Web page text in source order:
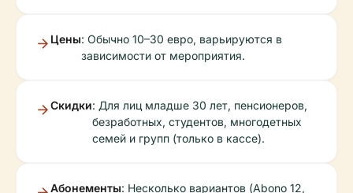
Цены: Обычно 10–30 евро, варьируются в
зависимости от мероприятия.
Скидки: Для лиц младше 30 лет, пенсионеров,
безработных, студентов, многодетных
семей и групп (только в кассе).
Абонементы: Несколько вариантов (Abono 12,